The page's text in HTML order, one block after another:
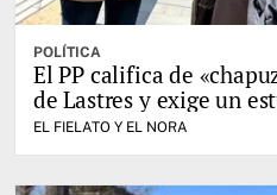
POLÍTICA
El PP califica de
de Lastres y exige un
EL FIELATO Y EL NORA